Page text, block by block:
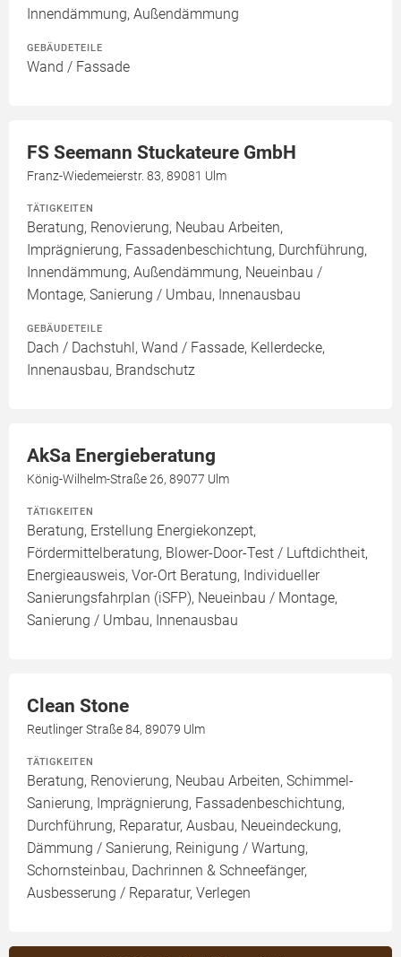
Innendämmung, Außendämmung
GEBÄUDETEILE
Wand / Fassade
FS Seemann Stuckateure GmbH
Franz-Wiedemeierstr. 83, 89081 Ulm
TÄTIGKEITEN
Beratung, Renovierung, Neubau Arbeiten,
Imprägnierung, Fassadenbeschichtung, Durchführung,
Innendämmung, Außendämmung, Neueinbau /
Montage, Sanierung / Umbau, Innenausbau
GEBÄUDETEILE
Dach / Dachstuhl, Wand / Fassade, Kellerdecke,
Innenausbau, Brandschutz
AkSa Energieberatung
König-Wilhelm-Straße 26, 89077 Ulm
TÄTIGKEITEN
Beratung, Erstellung Energiekonzept,
Fördermittelberatung, Blower-Door-Test / Luftdichtheit,
Energieausweis, Vor-Ort Beratung, Individueller
Sanierungsfahrplan (iSFP), Neueinbau / Montage,
Sanierung / Umbau, Innenausbau
Clean Stone
Reutlinger Straße 84, 89079 Ulm
TÄTIGKEITEN
Beratung, Renovierung, Neubau Arbeiten, Schimmel-
Sanierung, Imprägnierung, Fassadenbeschichtung,
Durchführung, Reparatur, Ausbau, Neueindeckung,
Dämmung / Sanierung, Reinigung / Wartung,
Schornsteinbau, Dachrinnen & Schneefänger,
Ausbesserung / Reparatur, Verlegen